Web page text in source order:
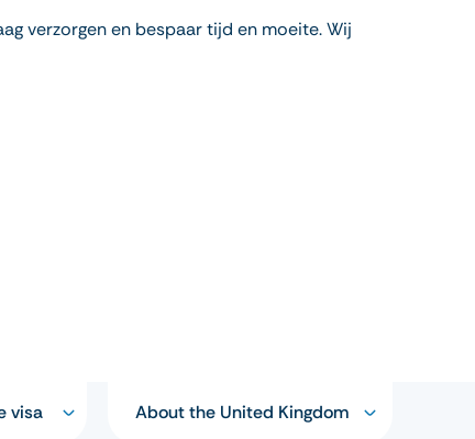
verzorgen en bespaar tijd en moeite. Wij
visa About the United Kingdom